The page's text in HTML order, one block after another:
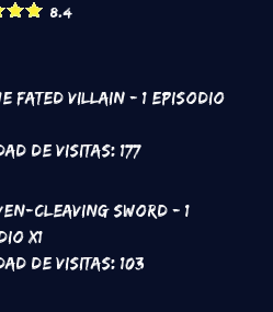
8.4
Fated Villain - 1 Episodio
de Visitas: 177
Cleaving Sword - 1
x1
de Visitas: 103